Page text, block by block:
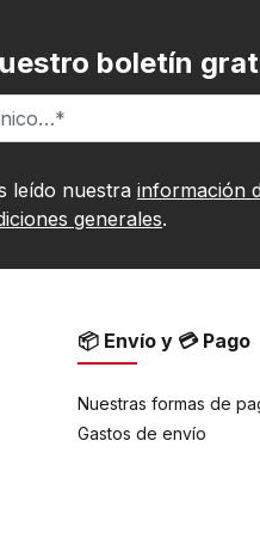
boletín
leído nuestra información
generales.
📦 Envío y 💳 Pago
Nuestras formas de
Gastos de envío